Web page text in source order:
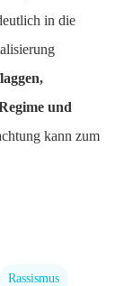
in die
und
kann zum
Rassismus